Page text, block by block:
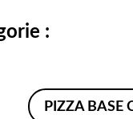
:
PIZZA BASE